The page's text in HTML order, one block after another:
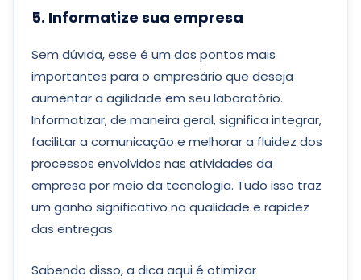
5. Informatize sua empresa
Sem dúvida, esse é um dos pontos mais
importantes para o empresário que deseja
aumentar a agilidade em seu laboratório.
Informatizar, de maneira geral, significa integrar,
facilitar a comunicação e melhorar a fluidez dos
processos envolvidos nas atividades da
empresa por meio da tecnologia. Tudo isso traz
um ganho significativo na qualidade e rapidez
das entregas.
Sabendo disso, a dica aqui é otimizar